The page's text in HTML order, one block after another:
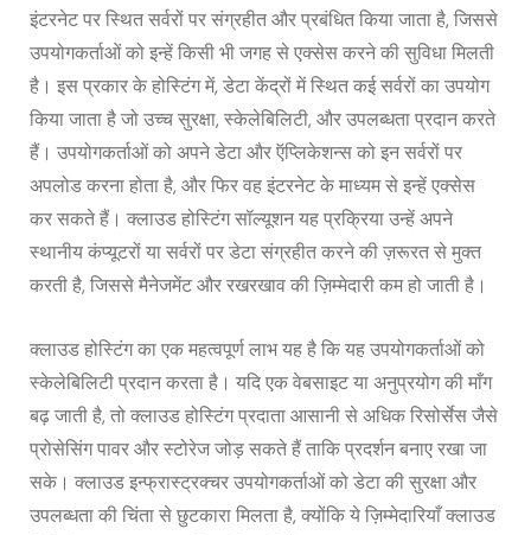
इंटरनेट पर स्थित सर्वरों पर संग्रहीत और प्रबंधित किया जाता है, जिससे
उपयोगकर्ताओं को इन्हें किसी भी जगह से एक्सेस करने की सुविधा मिलती
है। इस प्रकार के होस्टिंग में, डेटा केंद्रों में स्थित कई सर्वरों का उपयोग
किया जाता है जो उच्च सुरक्षा, स्केलेबिलिटी, और उपलब्धता प्रदान करते
हैं। उपयोगकर्ताओं को अपने डेटा और ऍप्लिकेशन्स को इन सर्वरों पर
अपलोड करना होता है, और फिर वह इंटरनेट के माध्यम से इन्हें एक्सेस
कर सकते हैं। क्लाउड होस्टिंग सॉल्यूशन यह प्रक्रिया उन्हें अपने
स्थानीय कंप्यूटरों या सर्वरों पर डेटा संग्रहीत करने की ज़रूरत से मुक्त
करती है, जिससे मैनेजमेंट और रखरखाव की ज़िम्मेदारी कम हो जाती है।
क्लाउड होस्टिंग का एक महत्वपूर्ण लाभ यह है कि यह उपयोगकर्ताओं को
स्केलेबिलिटी प्रदान करता है। यदि एक वेबसाइट या अनुप्रयोग की माँग
बढ़ जाती है, तो क्लाउड होस्टिंग प्रदाता आसानी से अधिक रिसोर्सेस जैसे
प्रोसेसिंग पावर और स्टोरेज जोड़ सकते हैं ताकि प्रदर्शन बनाए रखा जा
सके। क्लाउड इन्फ्रास्ट्रक्चर उपयोगकर्ताओं को डेटा की सुरक्षा और
उपलब्धता की चिंता से छुटकारा मिलता है, क्योंकि ये ज़िम्मेदारियाँ क्लाउड